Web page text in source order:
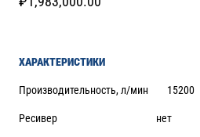
ХАРАКТЕРИСТИКИ
Производительность, л/мин 15200
Ресивер нет